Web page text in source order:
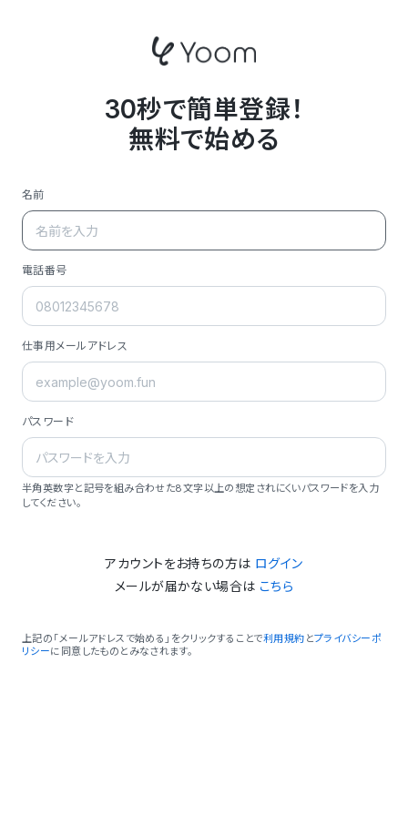
30秒で簡単登録！
無料で始める
名前
電話番号
仕事用メールアドレス
パスワード
半角英数字と記号を組み合わせた8文字以上の想定されにくいパスワードを入力
してください。
アカウントをお持ちの方は ログイン
メールが届かない場合は こちら
上記の「メールアドレスで始める」をクリックすることで利用規約 とプライバシーポ
リシーに同意したものとみなされます。